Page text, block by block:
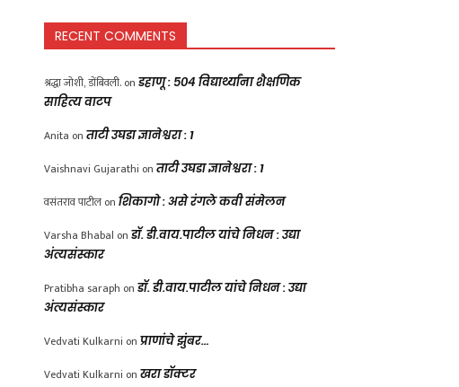
RECENT COMMENTS
श्रद्धा जोशी, डोंबिवली. on डहाणू : ५०४ विद्यार्थ्यांना शैक्षणिक
साहित्य वाटप
Anita on ताटी उघडा ज्ञानेश्वरा : 1
Vaishnavi Gujarathi on ताटी उघडा ज्ञानेश्वरा : 1
वसंतराव पाटील on शिकागो : असे रंगले कवी संमेलन
Varsha Bhabal on डॉ. डी.वाय.पाटील यांचे निधन : उद्या
अंत्यसंस्कार
Pratibha saraph on डॉ. डी.वाय.पाटील यांचे निधन : उद्या
अंत्यसंस्कार
Vedvati Kulkarni on प्राणांचे झुंबर…
Vedvati Kulkarni on खरा डॉक्टर